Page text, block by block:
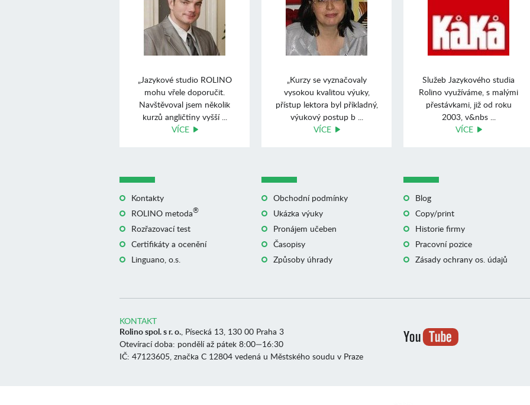
„Jazykové studio ROLINO
mohu vřele doporučit.
Navštěvoval jsem několik
kurzů angličtiny vyšší ...
VÍCE
„Kurzy se vyznačovaly
vysokou kvalitou výuky,
přístup lektora byl příkladný,
výukový postup b ...
VÍCE
Služeb Jazykového studia
Rolino využíváme, s malými
přestávkami, již od roku
2003, v&nbs ...
VÍCE
Kontakty
ROLINO metoda®
Rozřazovací test
Certifikáty a ocenění
Linguano, o.s.
Obchodní podmínky
Ukázka výuky
Pronájem učeben
Časopisy
Způsoby úhrady
Blog
Copy/print
Historie firmy
Pracovní pozice
Zásady ochrany os. údajů
KONTAKT
Rolino spol. s r. o., Písecká 13, 130 00 Praha 3
Otevírací doba: pondělí až pátek 8:00—16:30
IČ: 47123605, značka C 12804 vedená u Městského soudu v Praze